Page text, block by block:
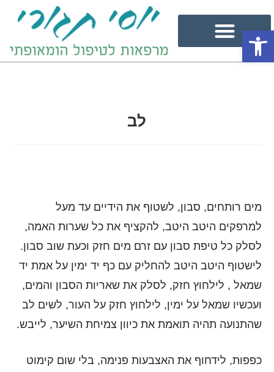
פתח סרגל נגישות
לב
מים רותחים, סבון, לשטוף את הידיים עד מעל
למרפקים היטב היטב, להקציף את כל שערות האמה,
לסלק כל טיפת סבון עם זרם מים חזק וכעת שוב סבון.
לישטוף היטב היטב להחליק עם כף יד ימין על אמת יד
שמאל , לילחוץ חזק, לסלק את שאריות הסבון והמים,
ועכשיו שמאל על ימין, לילחוץ חזק על העור, לשים לב
שהתנועה תהיה תואמת את כיוון צמיחת השיער, לייבש.
כפפות, לידחוף את האצבעות פנימה, בלי שום קימוט